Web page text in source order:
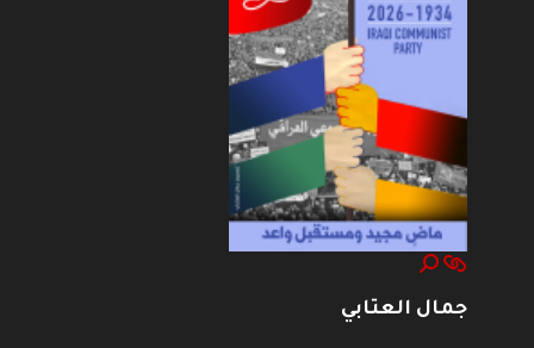
جمال العتابي